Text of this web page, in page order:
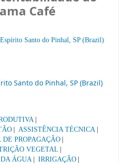
Café
Santo do Pinhal, SP (Brazil)
Santo do Pinhal, SP (Brazil)
ASSISTÊNCIA TÉCNICA
PROPAGAÇÃO
VEGETAL
ÁGUA
IRRIGAÇÃO